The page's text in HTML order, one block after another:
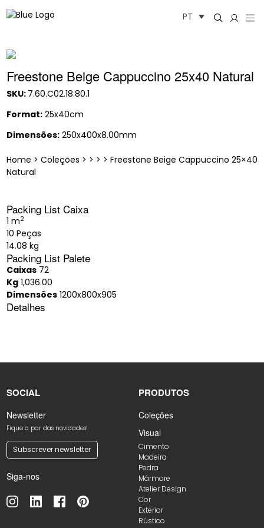
para
PT
Freestone Beige Cappuccino 25x40 Natural
SKU: 7.60.C02.18.80.1
Format:25x40cm
Dimensões:250x400x8.00mm
Home > Coleções > > > > Freestone Beige Cappuccino 25×40
Natural
Packing List Caixa
1 m2
10 Peças
14.08 kg
Packing List Palete
Caixas72
Kg1,036.00
Dimensões1200x800x905
Detalhes
SOCIAL
Newsletter
Fique a par das novidades!
Subscrever newsletter
Siga-nos
PRODUTOS
Coleções
Visual
Cimento
Madeira
Pedra
Mármore
Atelier Design
Cor
Exterior
Rústico